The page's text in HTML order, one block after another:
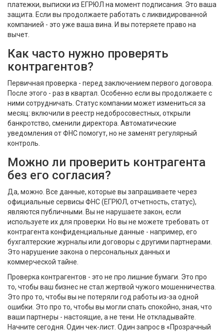
платежки, выписки из ЕГРЮЛ на момент подписания. Это ваша
защита. Если вы продолжаете работать с ликвидированной
компанией - это уже ваша вина. И вы потеряете право на
вычет.
Как часто нужно проверять
контрагентов?
Первичная проверка - перед заключением первого договора.
После этого - раз в квартал. Особенно если вы продолжаете с
ними сотрудничать. Статус компании может измениться за
месяц: включили в реестр недобросовестных, открыли
банкротство, сменили директора. Автоматические
уведомления от ФНС помогут, но не заменят регулярный
контроль.
Можно ли проверить контрагента
без его согласия?
Да, можно. Все данные, которые вы запрашиваете через
официальные сервисы ФНС (ЕГРЮЛ, отчетность, статус),
являются публичными. Вы не нарушаете закон, если
используете их для проверки. Но вы не можете требовать от
контрагента конфиденциальные данные - например, его
бухгалтерские журналы или договоры с другими партнерами.
Это нарушение закона о персональных данных и
коммерческой тайне.
Проверка контрагентов - это не про лишние бумаги. Это про
то, чтобы ваш бизнес не стал жертвой чужого мошенничества.
Это про то, чтобы вы не потеряли год работы из-за одной
ошибки. Это про то, чтобы вы могли спать спокойно, зная, что
ваши партнеры - настоящие, а не тени. Не откладывайте.
Начните сегодня. Один чек-лист. Один запрос в «Прозрачный